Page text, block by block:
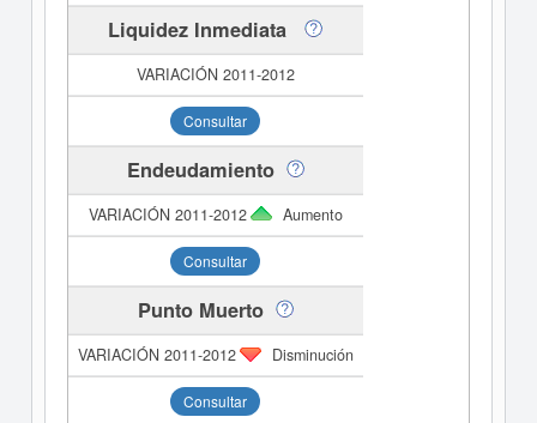
Liquidez Inmediata
Consultar
Endeudamiento
Aumento
Consultar
Punto Muerto
Disminución
Consultar